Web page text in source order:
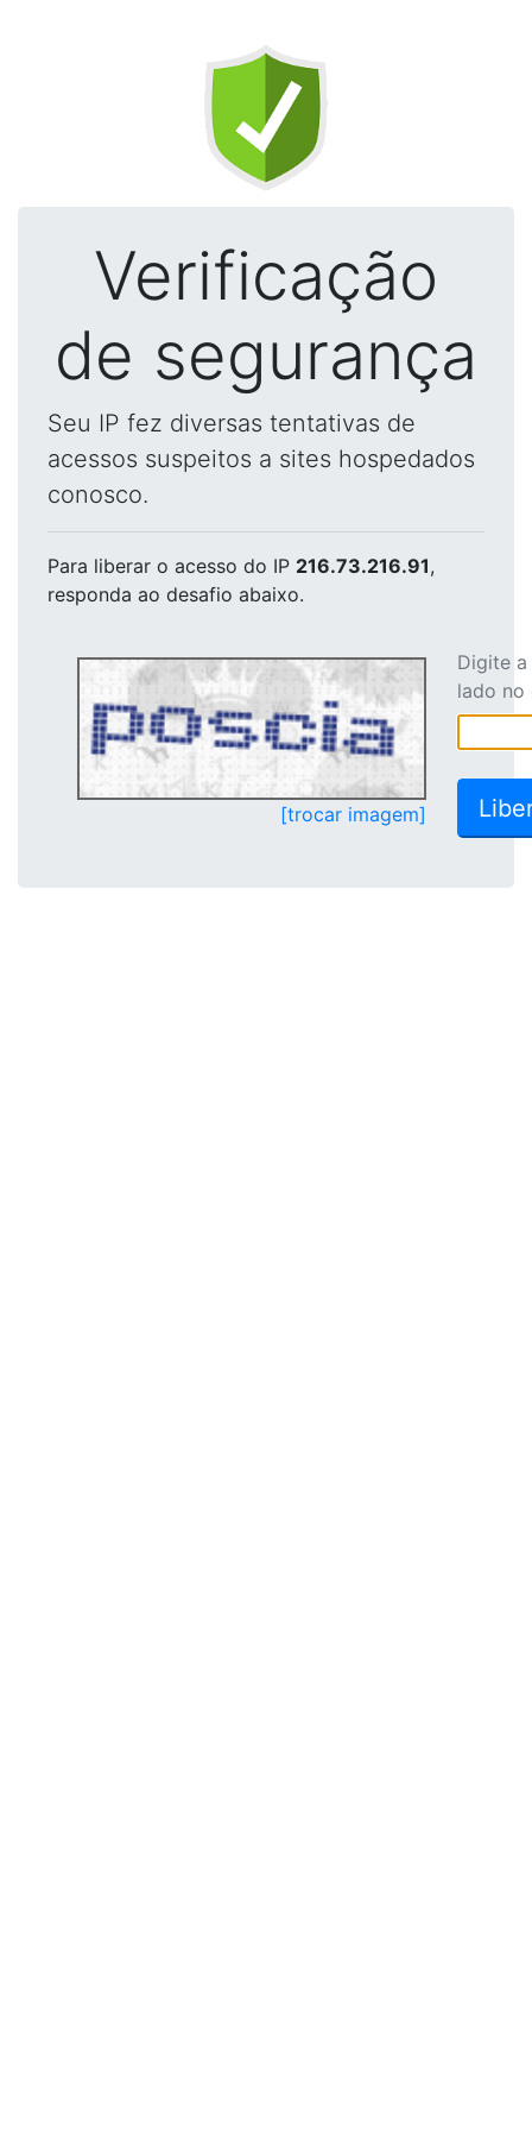
Verificação
de segurança
Seu IP fez diversas tentativas de
acessos suspeitos a sites hospedados
conosco.
Para liberar o acesso do IP 216.73.216.91,
responda ao desafio abaixo.
[trocar imagem]
Digite
lado no